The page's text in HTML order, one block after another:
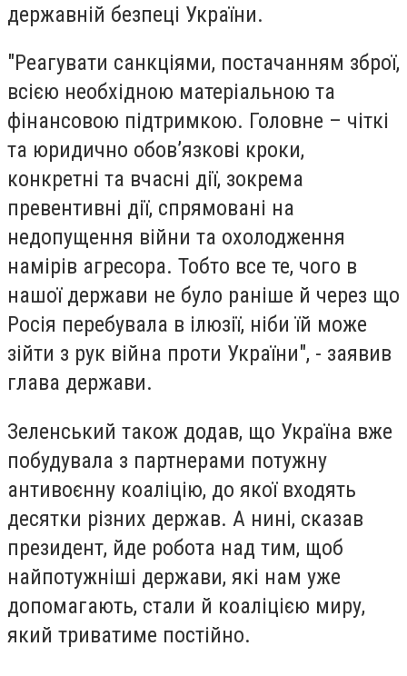
державній безпеці України.
"Реагувати санкціями, постачанням зброї,
всією необхідною матеріальною та
фінансовою підтримкою. Головне – чіткі
та юридично обов’язкові кроки,
конкретні та вчасні дії, зокрема
превентивні дії, спрямовані на
недопущення війни та охолодження
намірів агресора. Тобто все те, чого в
нашої держави не було раніше й через що
Росія перебувала в ілюзії, ніби їй може
зійти з рук війна проти України", - заявив
глава держави.
Зеленський також додав, що Україна вже
побудувала з партнерами потужну
антивоєнну коаліцію, до якої входять
десятки різних держав. А нині, сказав
президент, йде робота над тим, щоб
найпотужніші держави, які нам уже
допомагають, стали й коаліцією миру,
який триватиме постійно.